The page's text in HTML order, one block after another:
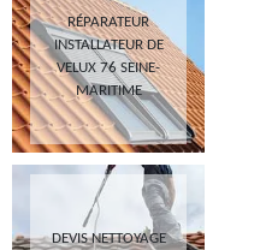
RÉPARATEUR
INSTALLATEUR DE
VELUX 76 SEINE-
MARITIME
DEVIS NETTOYAGE